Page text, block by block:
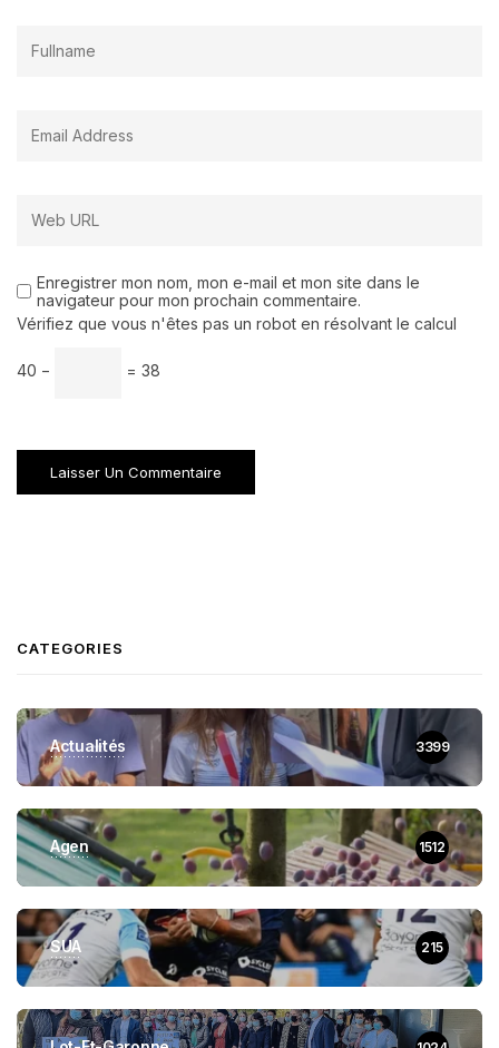
Enregistrer mon nom, mon e-mail et mon site dans le
navigateur pour mon prochain commentaire.
Vérifiez que vous n'êtes pas un robot en résolvant le calcul
40 − = 38
CATEGORIES
Actualités 3399
Agen 1512
SUA 215